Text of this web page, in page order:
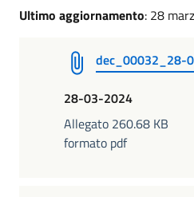
Ultimo aggiornamento: 28
dec_00032_28-
28-03-2024
Allegato 260.68 KB
formato pdf